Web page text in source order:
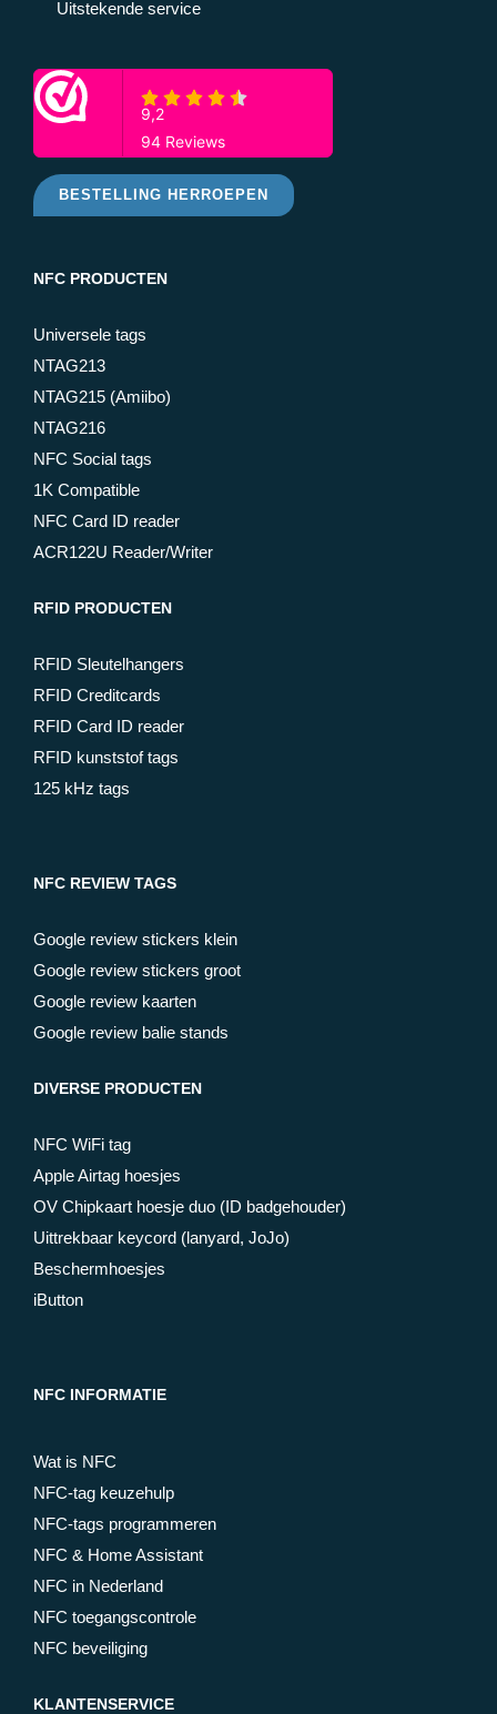
Uitstekende service
BESTELLING HERROEPEN
NFC PRODUCTEN
Universele tags
NTAG213
NTAG215 (Amiibo)
NTAG216
NFC Social tags
1K Compatible
NFC Card ID reader
ACR122U Reader/Writer
RFID PRODUCTEN
RFID Sleutelhangers
RFID Creditcards
RFID Card ID reader
RFID kunststof tags
125 kHz tags
NFC REVIEW TAGS
Google review stickers klein
Google review stickers groot
Google review kaarten
Google review balie stands
DIVERSE PRODUCTEN
NFC WiFi tag
Apple Airtag hoesjes
OV Chipkaart hoesje duo (ID badgehouder)
Uittrekbaar keycord (lanyard, JoJo)
Beschermhoesjes
iButton
NFC INFORMATIE
Wat is NFC
NFC-tag keuzehulp
NFC-tags programmeren
NFC & Home Assistant
NFC in Nederland
NFC toegangscontrole
NFC beveiliging
KLANTENSERVICE